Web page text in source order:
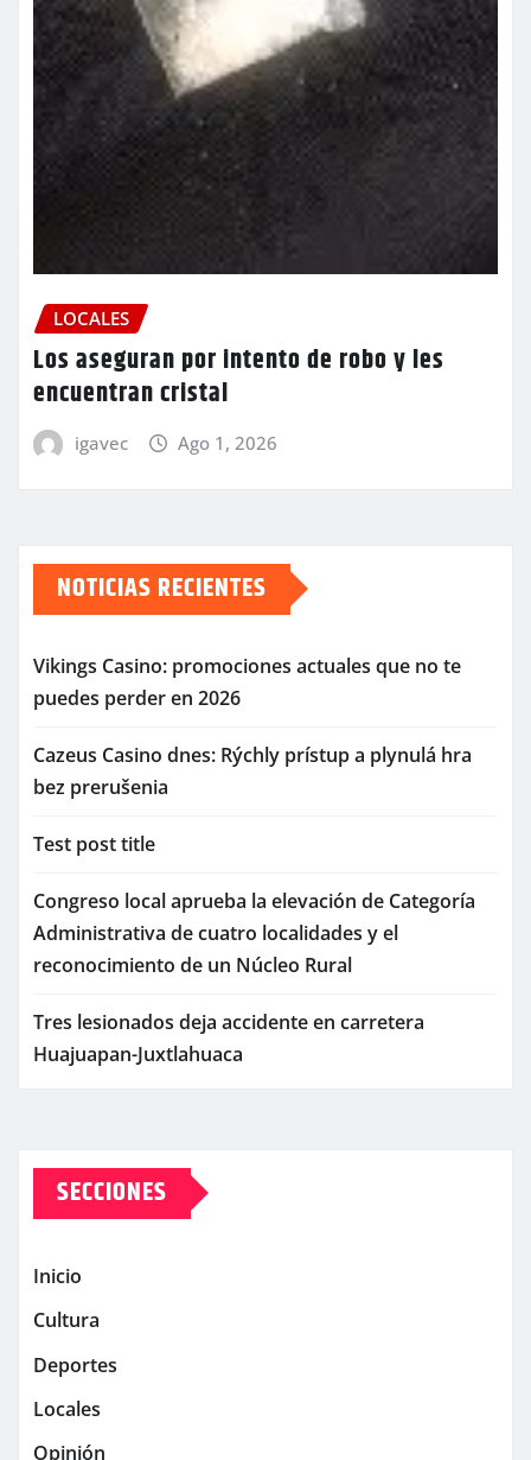
LOCALES
Los aseguran por intento de robo y les
encuentran cristal
igavec Ago 1, 2026
NOTICIAS RECIENTES
Vikings Casino: promociones actuales que no te
puedes perder en 2026
Cazeus Casino dnes: Rýchly prístup a plynulá hra
bez prerušenia
Test post title
Congreso local aprueba la elevación de Categoría
Administrativa de cuatro localidades y el
reconocimiento de un Núcleo Rural
Tres lesionados deja accidente en carretera
Huajuapan-Juxtlahuaca
SECCIONES
Inicio
Cultura
Deportes
Locales
Opinión